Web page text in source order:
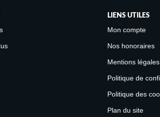
LIENS UTILES
Mon compte
Nos honoraires
Mentions légales
Politique de
Politique des
Plan du site